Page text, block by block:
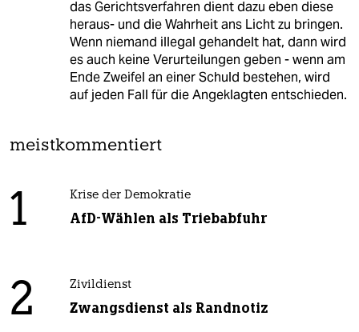
das Gerichtsverfahren dient dazu eben diese
heraus- und die Wahrheit ans Licht zu bringen.
Wenn niemand illegal gehandelt hat, dann wird
es auch keine Verurteilungen geben - wenn am
Ende Zweifel an einer Schuld bestehen, wird
auf jeden Fall für die Angeklagten entschieden.
meistkommentiert
1 Krise der Demokratie
AfD-Wählen als Triebabfuhr
2 Zivildienst
Zwangsdienst als Randnotiz